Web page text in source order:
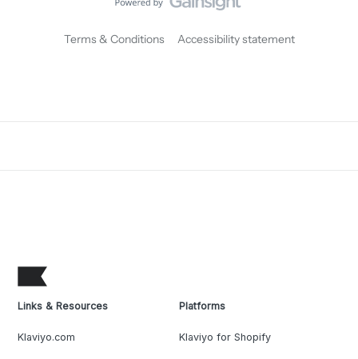
Terms & Conditions Accessibility statement
Links & Resources
Klaviyo.com
Platforms
Klaviyo for Shopify